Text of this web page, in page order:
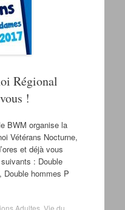
Régional
!
BWM organise la
Vétérans Nocturne,
et déjà vous
: Double
Double hommes P
Adultes, Vie du